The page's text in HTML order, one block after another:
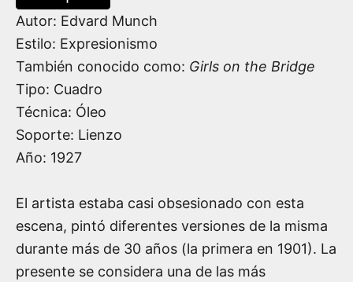
Autor: Edvard Munch
Estilo: Expresionismo
También conocido como: Girls on the Bridge
Tipo: Cuadro
Técnica: Óleo
Soporte: Lienzo
Año: 1927
El artista estaba casi obsesionado con esta
escena, pintó diferentes versiones de la misma
durante más de 30 años (la primera en 1901). La
presente se considera una de las más